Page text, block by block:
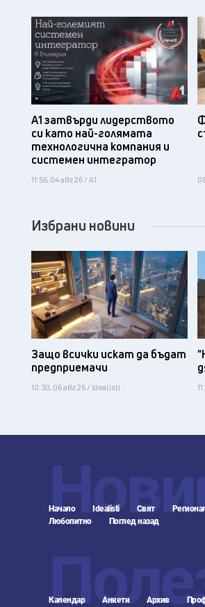
А1 затвърди лидерството
си като най-голямата
технологична компания и
системен интегратор
11:56, 04 авг 26 / А1
Избрани новини
Защо всички искат да бъдат
предприемачи
10:30, 06 авг 26 / Idealisti
Начало Idealisti Свят
Любопитно
Поглед назад
Календар Анкети Архив